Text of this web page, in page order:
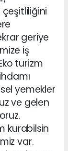
geriye
iş
turizm
yemekler
ve gelen
kurabilsin
var.